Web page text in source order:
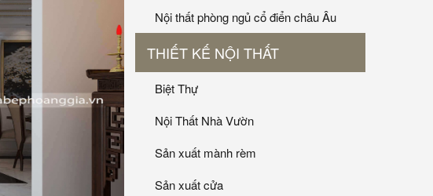
Nội thất phòng ngủ cổ điển châu Âu
THIẾT KẾ NỘI THẤT
Biệt Thự
Nội Thất Nhà Vườn
Sản xuất mành rèm
Sản xuất cửa